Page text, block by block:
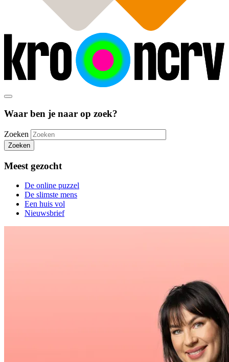
Waar ben je naar op zoek?
Zoeken
Zoeken
Meest gezocht
De online puzzel
De slimste mens
Een huis vol
Nieuwsbrief